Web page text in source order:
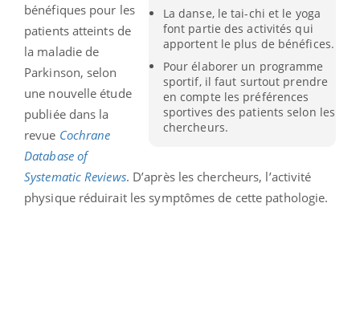
La danse, le tai-chi et le yoga
font partie des activités qui
apportent le plus de bénéfices.
Pour élaborer un programme
sportif, il faut surtout prendre
en compte les préférences
sportives des patients selon les
chercheurs.
bénéfiques pour les
patients atteints de
la maladie de
Parkinson, selon
une nouvelle étude
publiée dans la
revue Cochrane
Database of
Systematic Reviews. D’après les chercheurs, l’activité
physique réduirait les symptômes de cette pathologie.